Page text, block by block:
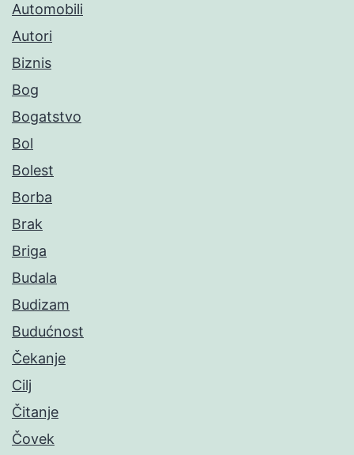
Automobili
Autori
Biznis
Bog
Bogatstvo
Bol
Bolest
Borba
Brak
Briga
Budala
Budizam
Budućnost
Čekanje
Cilj
Čitanje
Čovek